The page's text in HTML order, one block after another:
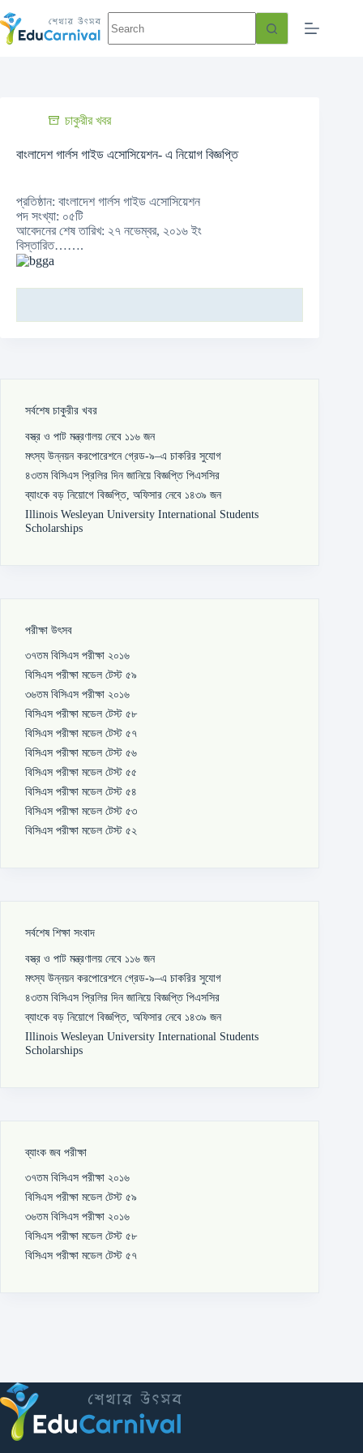
চাকুরীর খবর
বাংলাদেশ গার্লস গাইড এসোসিয়েশন- এ নিয়োগ বিজ্ঞপ্তি
প্রতিষ্ঠান: বাংলাদেশ গার্লস গাইড এসোসিয়েশন
পদ সংখ্যা: ০৫টি
আবেদনের শেষ তারিখ: ২৭ নভেম্বর, ২০১৬ ইং
বিস্তারিত…….
সর্বশেষ চাকুরীর খবর
বস্ত্র ও পাট মন্ত্রণালয় নেবে ১১৬ জন
মৎস্য উন্নয়ন করপোরেশনে গ্রেড-৯–এ চাকরির সুযোগ
৪৩তম বিসিএস প্রিলির দিন জানিয়ে বিজ্ঞপ্তি পিএসসির
ব্যাংকে বড় নিয়োগে বিজ্ঞপ্তি, অফিসার নেবে ১৪৩৯ জন
Illinois Wesleyan University International Students
Scholarships
পরীক্ষা উৎসব
৩৭তম বিসিএস পরীক্ষা ২০১৬
বিসিএস পরীক্ষা মডেল টেস্ট ৫৯
৩৬তম বিসিএস পরীক্ষা ২০১৬
বিসিএস পরীক্ষা মডেল টেস্ট ৫৮
বিসিএস পরীক্ষা মডেল টেস্ট ৫৭
বিসিএস পরীক্ষা মডেল টেস্ট ৫৬
বিসিএস পরীক্ষা মডেল টেস্ট ৫৫
বিসিএস পরীক্ষা মডেল টেস্ট ৫৪
বিসিএস পরীক্ষা মডেল টেস্ট ৫৩
বিসিএস পরীক্ষা মডেল টেস্ট ৫২
সর্বশেষ শিক্ষা সংবাদ
বস্ত্র ও পাট মন্ত্রণালয় নেবে ১১৬ জন
মৎস্য উন্নয়ন করপোরেশনে গ্রেড-৯–এ চাকরির সুযোগ
৪৩তম বিসিএস প্রিলির দিন জানিয়ে বিজ্ঞপ্তি পিএসসির
ব্যাংকে বড় নিয়োগে বিজ্ঞপ্তি, অফিসার নেবে ১৪৩৯ জন
Illinois Wesleyan University International Students
Scholarships
ব্যাংক জব পরীক্ষা
৩৭তম বিসিএস পরীক্ষা ২০১৬
বিসিএস পরীক্ষা মডেল টেস্ট ৫৯
৩৬তম বিসিএস পরীক্ষা ২০১৬
বিসিএস পরীক্ষা মডেল টেস্ট ৫৮
বিসিএস পরীক্ষা মডেল টেস্ট ৫৭